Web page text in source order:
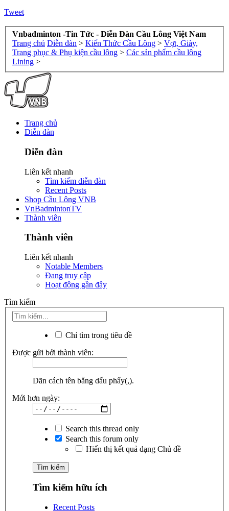
Tweet
Vnbadminton -Tin Tức - Diễn Đàn Cầu Lông Việt Nam
Trang chủ Diễn đàn > Kiến Thức Cầu Lông > Vợt, Giày,
Trang phục & Phụ kiện cầu lông > Các sản phẩm cầu lông
Lining >
Trang chủ
Diễn đàn
Diễn đàn
Liên kết nhanh
Tìm kiếm diễn đàn
Recent Posts
Shop Cầu Lông VNB
VnBadmintonTV
Thành viên
Thành viên
Liên kết nhanh
Notable Members
Đang truy cập
Hoạt động gần đây
Tìm kiếm
Chỉ tìm trong tiêu đề
Được gửi bởi thành viên:
Dãn cách tên bằng dấu phẩy(,).
Mới hơn ngày:
Search this thread only
Search this forum only
Hiển thị kết quả dạng Chủ đề
Tìm kiếm hữu ích
Recent Posts